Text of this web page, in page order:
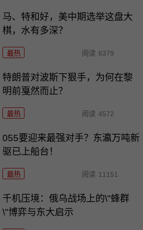
马、特和好，美中期选举这盘大
棋，水有多深？
最热 阅读 6379
特朗普对波斯下狠手，为何在黎
明前戛然而止？
最热 阅读 4572
055要迎来最强对手？东瀛万吨新
驱已上船台！
最热 阅读 11151
千机压境：俄乌战场上的\"蜂群
\"博弈与东大启示